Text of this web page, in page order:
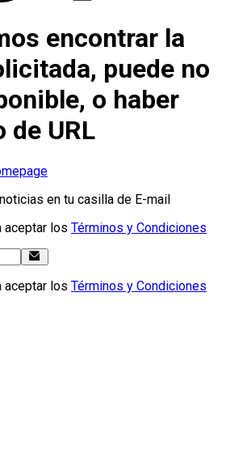
encontrar la
puede no
o haber
de URL
en tu casilla de E-mail
aceptar los Términos y Condiciones
aceptar los Términos y Condiciones